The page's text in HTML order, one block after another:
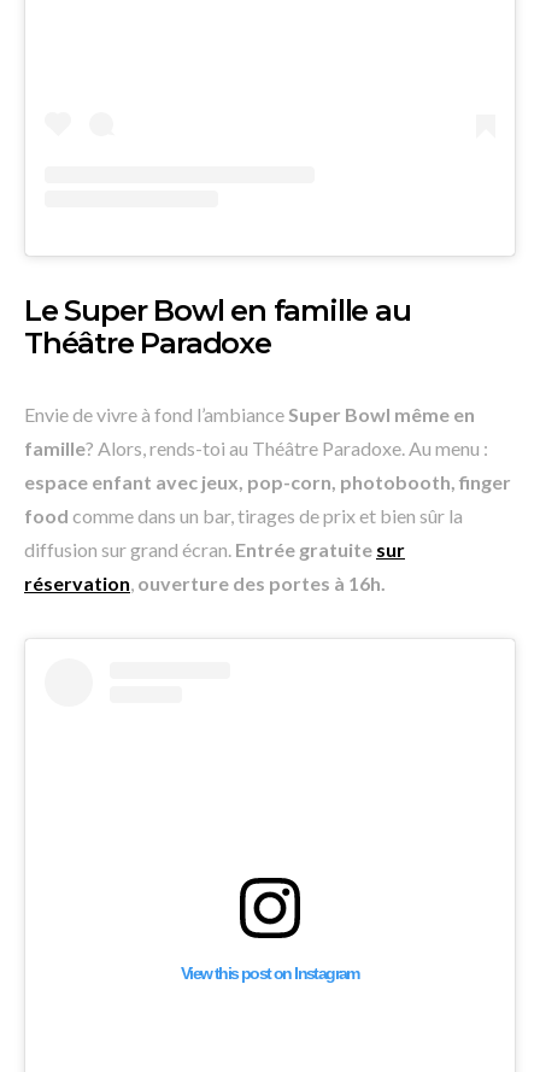
Le Super Bowl en famille au
Théâtre Paradoxe
Envie de vivre à fond l’ambiance Super Bowl même en
famille? Alors, rends-toi au Théâtre Paradoxe. Au menu :
espace enfant avec jeux, pop-corn, photobooth, finger
food comme dans un bar, tirages de prix et bien sûr la
diffusion sur grand écran. Entrée gratuite sur
réservation ouverture des portes à 16h.
View this post on Instagram